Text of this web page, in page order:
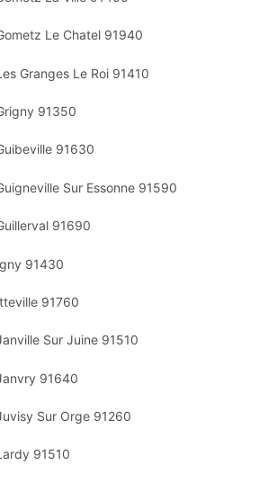
Le Chatel 91940
Granges Le Roi 91410
91350
91630
Sur Essonne 91590
91690
91430
91760
Sur Juine 91510
91640
Sur Orge 91260
91510